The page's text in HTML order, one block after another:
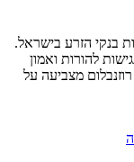
בנקי הזרע בישראל.
להורות ואמון
מצביעה על